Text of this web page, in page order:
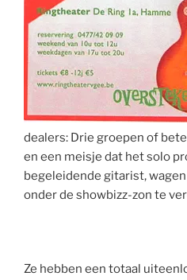
dealers: Drie groepen of
en een meisje dat het solo
begeleidende gitarist,
onder de showbizz-zon te
Ze hebben een totaal